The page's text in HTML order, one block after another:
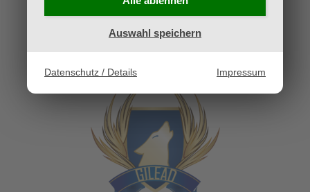
Auswahl speichern
Datenschutz / Details Impressum